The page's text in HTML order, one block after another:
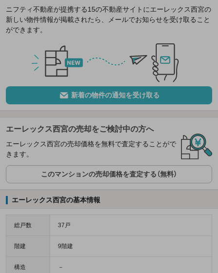
ニフティ不動産が提携する15の不動産サイトにエーレックス西宮の
新しい物件情報が掲載されたら、メールでお知らせを受け取ること
ができます。
新着の物件の通知を受け取る
エーレックス西宮の売却をご検討中の方へ
エーレックス西宮の売却価格を無料で査定することがで
きます。
このマンションの売却価格を査定する（無料）
エーレックス西宮の基本情報
総戸数 37戸
階建 9階建
構造 －